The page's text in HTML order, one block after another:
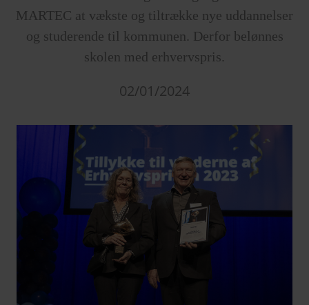
MARTEC at vækste og tiltrække nye uddannelser
og studerende til kommunen. Derfor belønnes
skolen med erhvervspris.
02/01/2024